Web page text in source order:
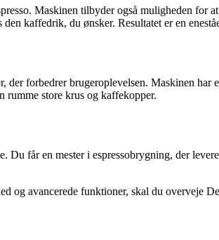
Maskinen tilbyder også muligheden for
kaffedrik, du ønsker. Resultatet er en
forbedrer brugeroplevelsen. Maskinen
rumme store krus og kaffekopper.
får en mester i espressobrygning, der
og avancerede funktioner, skal du